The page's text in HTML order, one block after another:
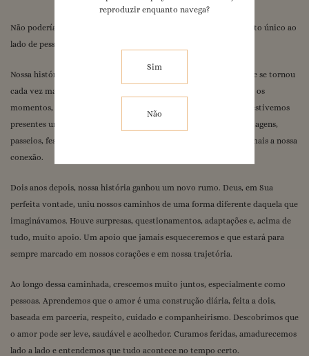
reproduzir enquanto navega?
Sim
Não
1/1
Não poderíamos estar mais felizes por compartilhar esse momento único ao
lado de pessoas tão importantes para nós.
Nossa história começou há seis anos, através de uma amizade que se tornou
cada vez mais forte e verdadeira. Fomos companheiros em todos os
momentos, nos dias felizes e também nos mais difíceis. Sempre estivemos
presentes um para o outro, compartilhando conselhos, sonhos, viagens,
passeios, festas e inúmeras experiências que fortaleceram ainda mais a nossa
conexão.
Dois anos depois, nossa história ganhou um novo rumo. Deus, em Sua
perfeita vontade, uniu nossos caminhos de uma forma diferente daquela que
imaginávamos. Houve surpresas, questionamentos, adaptações e, acima de
tudo, muito apoio. Um apoio que jamais esqueceremos e que estará para
sempre marcado em nossos corações e em nossa trajetória.
Ao longo dessa caminhada, crescemos muito juntos, especialmente como
pessoas. Aprendemos que o amor é uma construção diária, feita a dois,
baseada em parceria, respeito, cuidado e companheirismo. Descobrimos que
o amor pode ser leve, saudável e acolhedor. Curamos feridas, amadurecemos
lado a lado e entendemos que tudo acontece no tempo certo.